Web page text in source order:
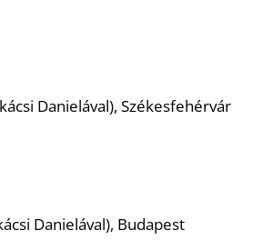
Danielával), Székesfehérvár
Danielával), Budapest